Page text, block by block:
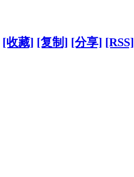
[收藏] [复制] [分享] [RSS]